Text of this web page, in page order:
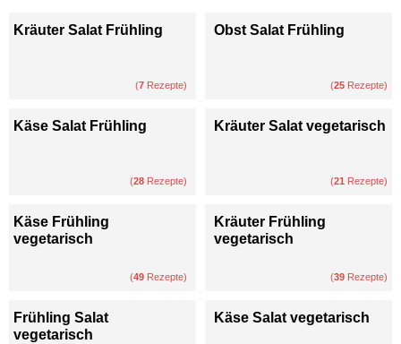
Kräuter Salat Frühling
(7 Rezepte)
Obst Salat Frühling
(25 Rezepte)
Käse Salat Frühling
(28 Rezepte)
Kräuter Salat vegetarisch
(21 Rezepte)
Käse Frühling
vegetarisch
(49 Rezepte)
Kräuter Frühling
vegetarisch
(39 Rezepte)
Frühling Salat
vegetarisch
Käse Salat vegetarisch